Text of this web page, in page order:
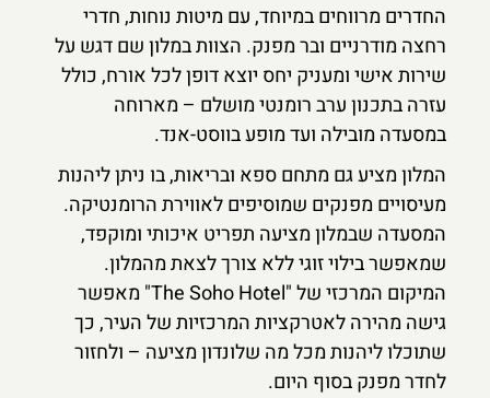
החדרים מרווחים במיוחד, עם מיטות נוחות, חדרי
רחצה מודרניים ובר מפנק. הצוות במלון שם דגש על
שירות אישי ומעניק יחס יוצא דופן לכל אורח, כולל
עזרה בתכנון ערב רומנטי מושלם – מארוחה
במסעדה מובילה ועד מופע בווסט-אנד.
המלון מציע גם מתחם ספא ובריאות, בו ניתן ליהנות
מעיסויים מפנקים שמוסיפים לאווירת הרומנטיקה.
המסעדה שבמלון מציעה תפריט איכותי ומוקפד,
שמאפשר בילוי זוגי ללא צורך לצאת מהמלון.
המיקום המרכזי של "The Soho Hotel" מאפשר
גישה מהירה לאטרקציות המרכזיות של העיר, כך
שתוכלו ליהנות מכל מה שלונדון מציעה – ולחזור
לחדר מפנק בסוף היום.